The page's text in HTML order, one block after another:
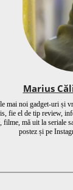
Marius
mai noi gadget-uri și
fie el de tip review,
filme, mă uit la seriale
postez și pe